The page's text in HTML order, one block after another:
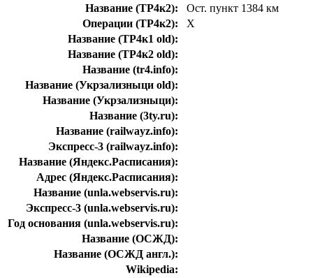
Название (ТР4к2):
Ост. пункт 1384 км
Операции (ТР4к2):
Х
Название (ТР4к1 old):
Название (ТР4к2 old):
Название (tr4.info):
Название (Укрзализныци old):
Название (Укрзализныци):
Название (3ty.ru):
Название (railwayz.info):
Экспресс-3 (railwayz.info):
Название (Яндекс.Расписания):
Адрес (Яндекс.Расписания):
Название (unla.webservis.ru):
Экспресс-3 (unla.webservis.ru):
Год основания (unla.webservis.ru):
Название (ОСЖД):
Название (ОСЖД англ.):
Wikipedia: